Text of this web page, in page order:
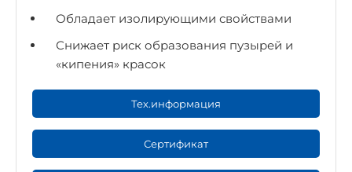
Обладает изолирующими свойствами
Снижает риск образования пузырей и
«кипения» красок
Тех.информация
Сертификат